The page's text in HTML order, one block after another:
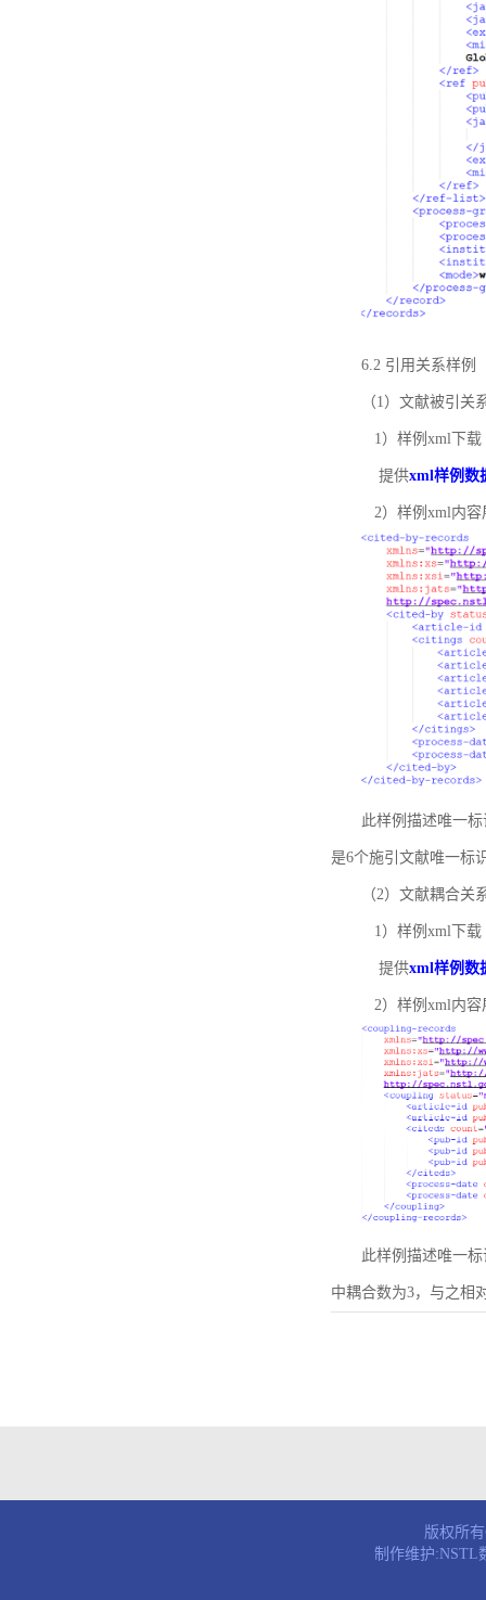
6.2 引用关系样例
（1）文献被引关
1）样例xml下载
提供xml样例数
2）样例xml内容
此样例描述唯一标
是6个施引文献唯一标
（2）文献耦合关
1）样例xml下载
提供xml样例数
2）样例xml内容
此样例描述唯一标
中耦合数为3，与之相
版权所
制作维护:NSTL